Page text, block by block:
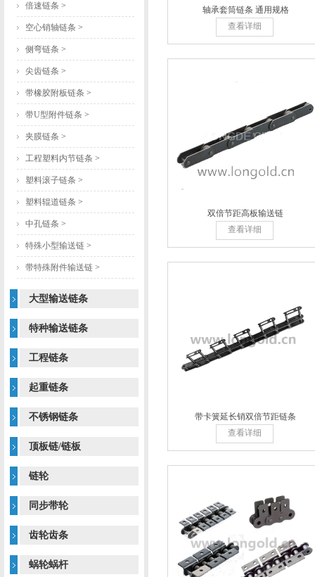
倍速链条 >
空心销轴链条 >
侧弯链条 >
尖齿链条 >
带橡胶附板链条 >
带U型附件链条 >
夹膜链条 >
工程塑料内节链条 >
塑料滚子链条 >
塑料辊道链条 >
中孔链条 >
特殊小型输送链 >
带特殊附件输送链 >
大型输送链条
特种输送链条
工程链条
起重链条
不锈钢链条
顶板链/链板
链轮
同步带轮
齿轮齿条
蜗轮蜗杆
轴承套筒链条 通用规格
查看详细
双倍节距高板输送链
查看详细
带卡簧延长销双倍节距链条
查看详细